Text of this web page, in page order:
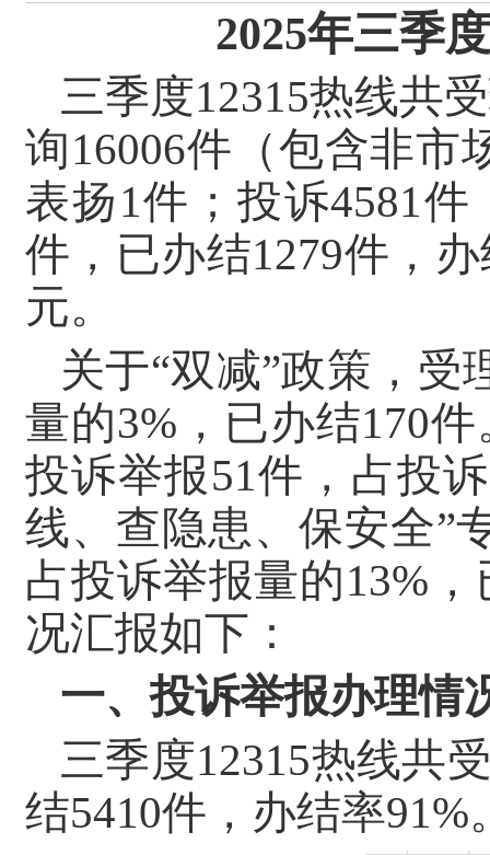
2025年三季
三季度12315热线共
询16006件（包含非市
表扬1件；投诉4581件
件，已办结1279件，
元。
关于“双减”政策，受
量的3%， 已办结170件
投诉举报51件， 占投
线、查隐患、保安全”
占投诉举报量的13%
况汇报如下：
一、投诉举报办理情
三季度12315热线共
结5410件，办结率